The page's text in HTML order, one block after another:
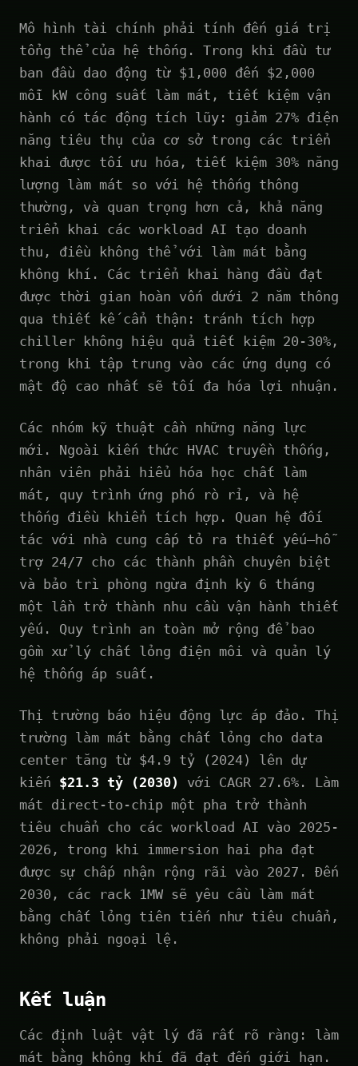
Mô hình tài chính phải tính đến giá trị
tổng thể của hệ thống. Trong khi đầu tư
ban đầu dao động từ $1,000 đến $2,000
mỗi kW công suất làm mát, tiết kiệm vận
hành có tác động tích lũy: giảm 27% điện
năng tiêu thụ của cơ sở trong các triển
khai được tối ưu hóa, tiết kiệm 30% năng
lượng làm mát so với hệ thống thông
thường, và quan trọng hơn cả, khả năng
triển khai các workload AI tạo doanh
thu, điều không thể với làm mát bằng
không khí. Các triển khai hàng đầu đạt
được thời gian hoàn vốn dưới 2 năm thông
qua thiết kế cẩn thận: tránh tích hợp
chiller không hiệu quả tiết kiệm 20-30%,
trong khi tập trung vào các ứng dụng có
mật độ cao nhất sẽ tối đa hóa lợi nhuận.
Các nhóm kỹ thuật cần những năng lực
mới. Ngoài kiến thức HVAC truyền thống,
nhân viên phải hiểu hóa học chất làm
mát, quy trình ứng phó rò rỉ, và hệ
thống điều khiển tích hợp. Quan hệ đối
tác với nhà cung cấp tỏ ra thiết yếu—hỗ
trợ 24/7 cho các thành phần chuyên biệt
và bảo trì phòng ngừa định kỳ 6 tháng
một lần trở thành nhu cầu vận hành thiết
yếu. Quy trình an toàn mở rộng để bao
gồm xử lý chất lỏng điện môi và quản lý
hệ thống áp suất.
Thị trường báo hiệu động lực áp đảo. Thị
trường làm mát bằng chất lỏng cho data
center tăng từ $4.9 tỷ (2024) lên dự
kiến $21.3 tỷ (2030)
với CAGR 27.6%. Làm
mát direct-to-chip một pha trở thành
tiêu chuẩn cho các workload AI vào 2025-
2026, trong khi immersion hai pha đạt
được sự chấp nhận rộng rãi vào 2027. Đến
2030, các rack 1MW sẽ yêu cầu làm mát
bằng chất lỏng tiên tiến như tiêu chuẩn,
không phải ngoại lệ.
Kết luận
Các định luật vật lý đã rất rõ ràng: làm
mát bằng không khí đã đạt đến giới hạn.